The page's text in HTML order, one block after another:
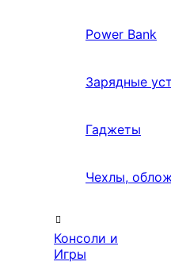
Power Bank
Зарядные
Гаджеты
Чехлы,
Консоли и
Игры